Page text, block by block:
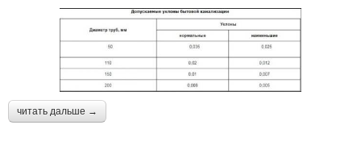
читать дальше →